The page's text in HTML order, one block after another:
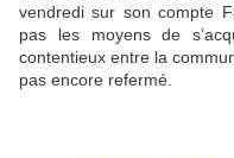
vendredi sur son compte
pas les moyens de
contentieux entre la
pas encore refermé.